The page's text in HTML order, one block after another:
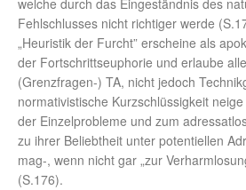
welche durch das Eingeständnis des
Fehlschlusses nicht richtiger werde
„Heuristik der Furcht” erscheine als
der Fortschrittseuphorie und erlaube
(Grenzfragen-) TA, nicht jedoch
normativistische Kurzschlüssigkeit
der Einzelprobleme und zum
zu ihrer Beliebtheit unter potentiellen
mag-, wenn nicht gar „zur
(S.176).